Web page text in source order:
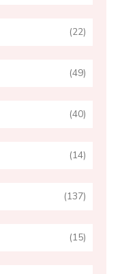
(22)
(49)
(40)
(14)
(137)
(15)